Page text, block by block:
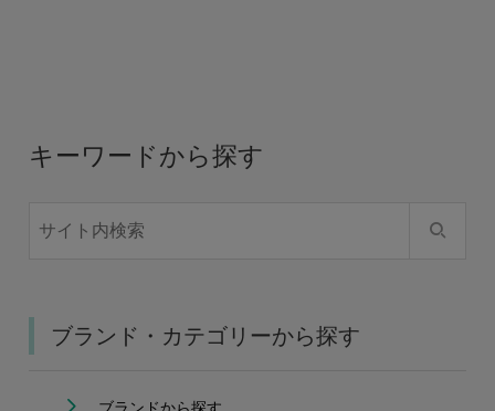
キーワードから探す
ブランド・カテゴリーから探す
ブランドから探す